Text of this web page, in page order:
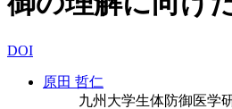
DOI
原田 哲仁
九州大学生体防御医学